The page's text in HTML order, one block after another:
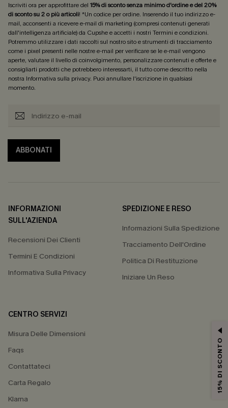
Iscriviti ora per approfittare del 15% di sconto senza minimo d'ordine e del 20%
di sconto su 2 o più articoli! *Un codice per ordine. Inserendo il tuo indirizzo e-
mail, acconsenti a ricevere e-mail di marketing (compresi contenuti generati
dall'intelligenza artificiale) da Cupshe e accetti i nostri Termini e condizioni.
Potremmo utilizzare i dati raccolti sul nostro sito e strumenti di tracciamento
come i pixel presenti nelle nostre e-mail per verificare se le e-mail vengono
aperte, valutare il livello di coinvolgimento, personalizzare contenuti e offerte e
consigliarti prodotti che potrebbero interessarti, il tutto come descritto nella
nostra Informativa sulla privacy. Puoi annullare l'iscrizione in qualsiasi
momento.
ABBONATI
INFORMAZIONI
SULL'AZIENDA
Recensioni Dei Clienti
Termini E Condizioni
Informativa Sulla Privacy
SPEDIZIONE E RESO
Informazioni Sulla Spedizione
Tracciamento Dell'Ordine
Politica Di Restituzione
Iniziare Un Reso
CENTRO SERVIZI
Misura Delle Dimensioni
Faqs
Contattateci
Carta Regalo
Klarna
15% DI SCONTO